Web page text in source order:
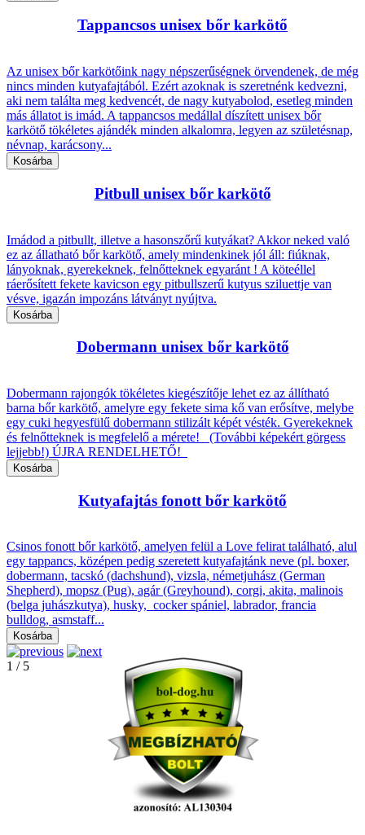
Tappancsos unisex bőr karkötő
Az unisex bőr karkötőink nagy népszerűségnek örvendenek, de még
nincs minden kutyafajtából. Ezért azoknak is szeretnénk kedvezni,
aki nem találta meg kedvencét, de nagy kutyabolod, esetleg minden
más állatot is imád. A tappancsos medállal díszített unisex bőr
karkötő tökéletes ajándék minden alkalomra, legyen az születésnap,
névnap, karácsony...
Pitbull unisex bőr karkötő
Imádod a pitbullt, illetve a hasonszőrű kutyákat? Akkor neked való
ez az állatható bőr karkötő, amely mindenkinek jól áll: fiúknak,
lányoknak, gyerekeknek, felnőtteknek egyaránt ! A köteéllel
ráerősített fekete kavicson egy pitbullszerű kutyus sziluettje van
vésve, igazán impozáns látványt nyújtva.
Dobermann unisex bőr karkötő
Dobermann rajongók tökéletes kiegészítője lehet ez az állítható
barna bőr karkötő, amelyre egy fekete sima kő van erősítve, melybe
egy cuki hegyesfülű dobermann stilizált képét vésték. Gyerekeknek
és felnőtteknek is megfelelő a mérete! (További képekért görgess
lejjebb!) ÚJRA RENDELHETŐ!
Kutyafajtás fonott bőr karkötő
Csinos fonott bőr karkötő, amelyen felül a Love felirat található, alul
egy tappancs, középen pedig szeretett kutyafajtánk neve (pl. boxer,
dobermann, tacskó (dachshund), vizsla, németjuhász (German
Shepherd), mopsz (Pug), agár (Greyhound), corgi, akita, malinois
(belga juhászkutya), husky, cocker spániel, labrador, francia
bulldog, asmstaff...
1 / 5